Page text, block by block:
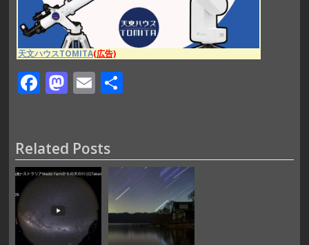
天文ハウスTOMITA(広告)
F
b
o
o
k
M
d
o
E
l
共
Related Posts